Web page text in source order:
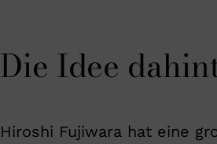
Die Idee
Hiroshi Fujiwara hat eine